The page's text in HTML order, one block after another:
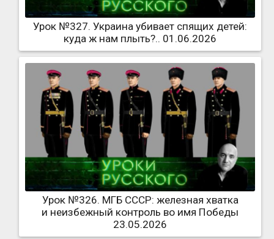
Урок №327. Украина убивает спящих детей:
куда ж нам плыть?.. 01.06.2026
Урок №326. МГБ СССР: железная хватка
и неизбежный контроль во имя Победы
23.05.2026